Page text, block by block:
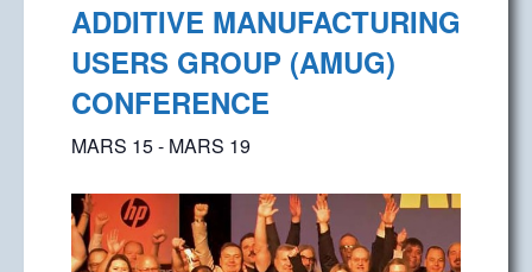
ADDITIVE MANUFACTURING
USERS GROUP (AMUG)
CONFERENCE
MARS 15- MARS 19